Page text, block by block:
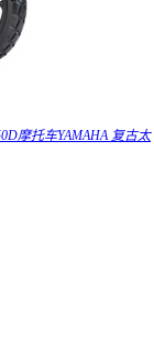
摩托车YAMAHA 复古太